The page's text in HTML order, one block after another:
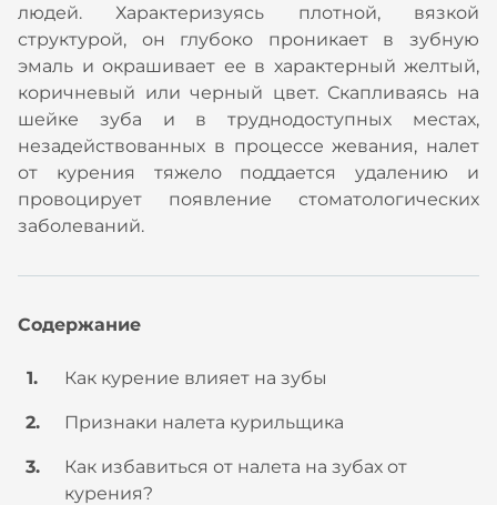
людей. Характеризуясь плотной, вязкой
структурой, он глубоко проникает в зубную
эмаль и окрашивает ее в характерный желтый,
коричневый или черный цвет. Скапливаясь на
шейке зуба и в труднодоступных местах,
незадействованных в процессе жевания, налет
от курения тяжело поддается удалению и
провоцирует появление стоматологических
заболеваний.
Содержание
Как курение влияет на зубы
Признаки налета курильщика
Как избавиться от налета на зубах от
курения?